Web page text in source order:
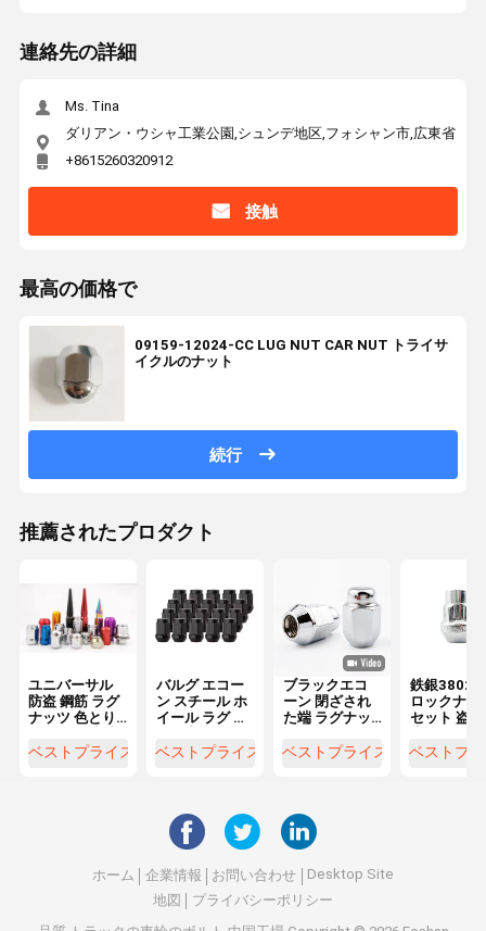
連絡先の詳細
Ms. Tina
ダリアン・ウシャ工業公園,シュンデ地区,フォシャン市,広東省
+8615260320912
接触
最高の価格で
09159-12024-CC LUG NUT CAR NUT トライサ
イクルのナット
続行
推薦されたプロダクト
ユニバーサル
防盗 鋼筋 ラグ
ナッツ 色とり
輪 ハブ
ベストプライス
バルグ エコー
ン スチール ホ
イール ラグ ナ
ディション ア
ベストプライス
ブラックエコ
ーン 閉ざされ
た端 ラグナッ
レッド 3/4 "x
ベストプライス
鉄銀3802
ロックナッ
セット 盗
ロール 7/
ベストプ
ホーム 企業情報 お問い合わせ
Desktop Site
地図
プライバシーポリシー